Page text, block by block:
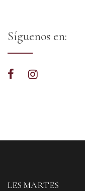
Síguenos en:
LES MARTES